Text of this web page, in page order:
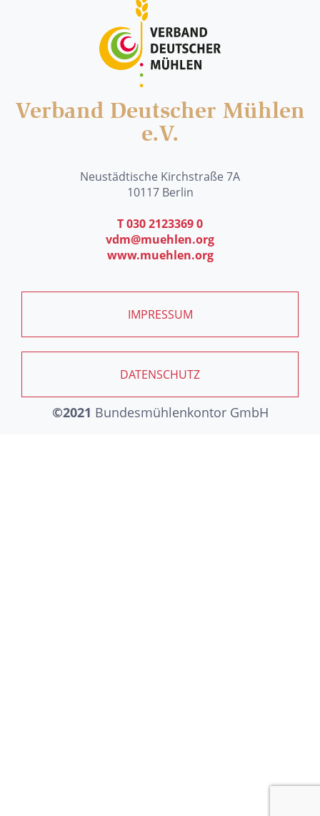
Verband Deutscher Mühlen
e.V.
Neustädtische Kirchstraße 7A
10117 Berlin
T 030 2123369 0
vdm@muehlen.org
www.muehlen.org
IMPRESSUM
DATENSCHUTZ
©2021 Bundesmühlenkontor GmbH